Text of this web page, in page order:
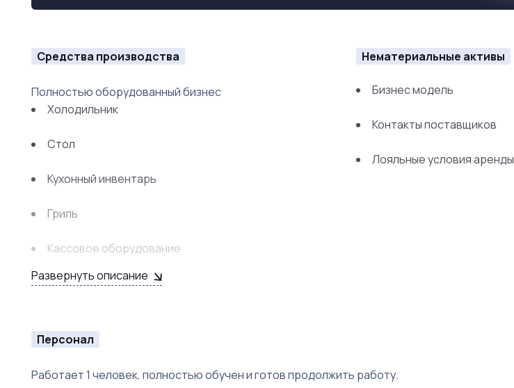
Средства производства
Полностью оборудованный бизнес
Холодильник
Стол
Кухонный инвентарь
Гриль
Кассовое оборудование
Видеонаблюдение
Развернуть описание
Нематериальные активы
Бизнес модель
Контакты поставщиков
Лояльные условия аренды
Персонал
Работает 1 человек, полностью обучен и готов продолжить работу.